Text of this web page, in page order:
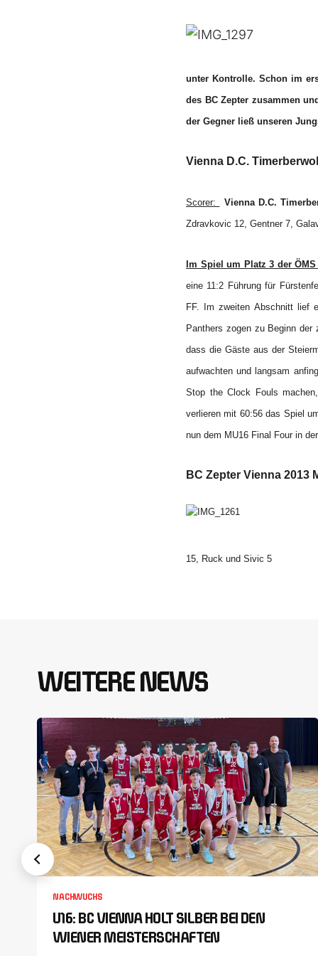
unter Kontrolle. Schon im
des BC Zepter zusammen
der Gegner ließ unseren
Vienna D.C.
Scorer: Vienna D.C.
Zdravkovic 12, Gentner 7,
Im Spiel um Platz 3 der
eine 11:2 Führung für
FF. Im zweiten Abschnitt lief
Panthers zogen zu Beginn
dass die Gäste aus der
aufwachten und langsam
Stop the Clock Fouls
verlieren mit 60:56 das Spiel
nun dem MU16 Final Four in
BC Zepter Vienna 2013
15, Ruck und Sivic 5
WEITERE NEWS
NACHWUCHS
U16: BC VIENNA HOLT SILBER BEI DEN
WIENER MEISTERSCHAFTEN